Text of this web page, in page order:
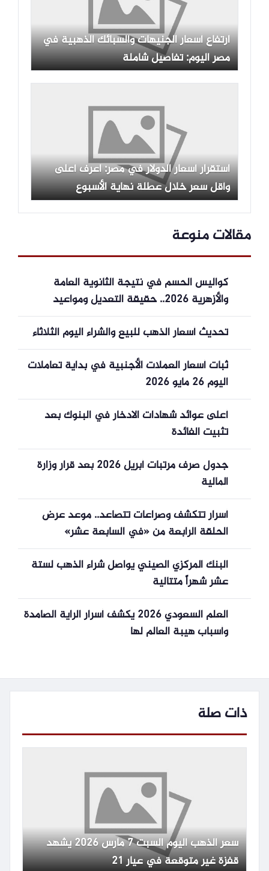
ارتفاع أسعار الجنيهات والسبائك الذهبية في
مصر اليوم: تفاصيل شاملة
استقرار أسعار الدولار في مصر: اعرف أعلى
وأقل سعر خلال عطلة نهاية الأسبوع
مقالات منوعة
كواليس الحسم في نتيجة الثانوية العامة
والأزهرية 2026.. حقيقة التعديل ومواعيد
التنسيق
تحديث أسعار الذهب للبيع والشراء اليوم الثلاثاء
ثبات أسعار العملات الأجنبية في بداية تعاملات
اليوم 26 مايو 2026
أعلى عوائد شهادات الادخار في البنوك بعد
تثبيت الفائدة
جدول صرف مرتبات أبريل 2026 بعد قرار وزارة
المالية
أسرار تتكشف وصراعات تتصاعد.. موعد عرض
الحلقة الرابعة من «في السابعة عشر»
البنك المركزي الصيني يواصل شراء الذهب لستة
عشر شهراً متتالية
العلم السعودي 2026 يكشف أسرار الراية الصامدة
وأسباب هيبة العالم لها
ذات صلة
سعر الذهب اليوم السبت 7 مارس 2026 يشهد
قفزة غير متوقعة في عيار 21